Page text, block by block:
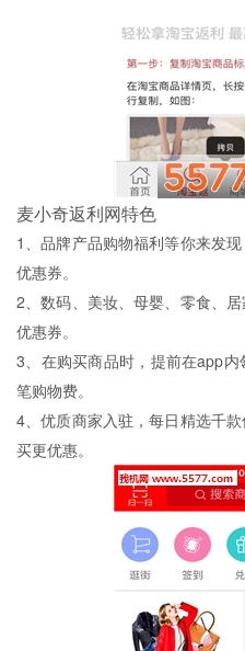
麦小奇返利网特色
1、品牌产品购物福利等你来发
优惠券。
2、数码、美妆、母婴、零食、
优惠券。
3、在购买商品时，提前在app
笔购物费。
4、优质商家入驻，每日精选千
买更优惠。